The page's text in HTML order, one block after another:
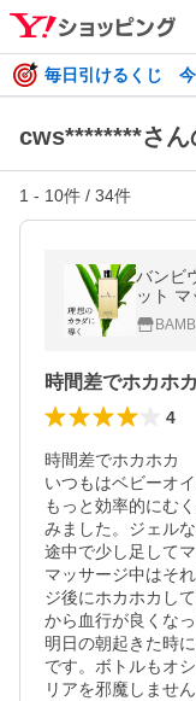
毎日引けるくじ
cws********さん
1 - 10件 / 34件
バンビ
ット マ
お腹 脂
4
時間差でホカホカ
いつもはベビーオ
もっと効率的にむ
みました。ジェル
途中で少し足して
マッサージ中はそ
ジ後にホカホカし
から血行が良くな
明日の朝起きた時
です。ボトルもオ
リアを邪魔しませ